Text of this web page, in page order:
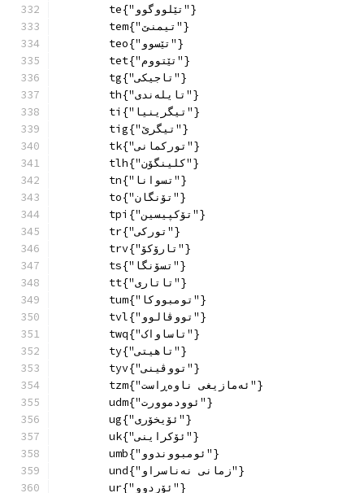
        te{"تێلووگوو"}
        tem{"تیمنێ"}
        teo{"تێسوو"}
        tet{"تێتووم"}
        tg{"تاجیکی"}
        th{"تایلەندی"}
        ti{"تیگرینیا"}
        tig{"تیگرێ"}
        tk{"تورکمانی"}
        tlh{"كلینگۆن"}
        tn{"تسوانا"}
        to{"تۆنگان"}
        tpi{"تۆکپیسین"}
        tr{"تورکی"}
        trv{"تارۆکۆ"}
        ts{"تسۆنگا"}
        tt{"تاتاری"}
        tum{"تومبووکا"}
        tvl{"تووڤالوو"}
        twq{"تاساواک"}
        ty{"تاهیتی"}
        tyv{"تووڤینی"}
        tzm{"ئەمازیغی ناوەڕاست"}
        udm{"ئوودموورت"}
        ug{"ئۆیخۆری"}
        uk{"ئۆكراینی"}
        umb{"ئومبووندوو"}
        und{"زمانی نەناسراو"}
        ur{"ئۆردوو"}